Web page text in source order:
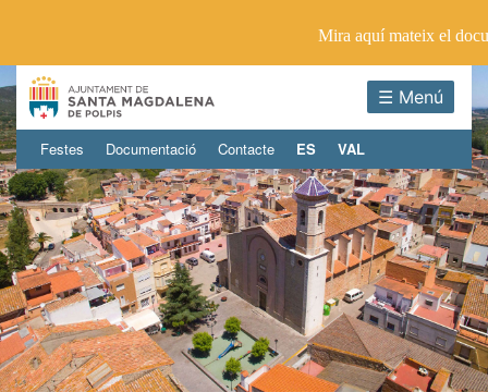
☰ Menú
Festes Documentació Contacte ES VAL
Mira aquí mateix el